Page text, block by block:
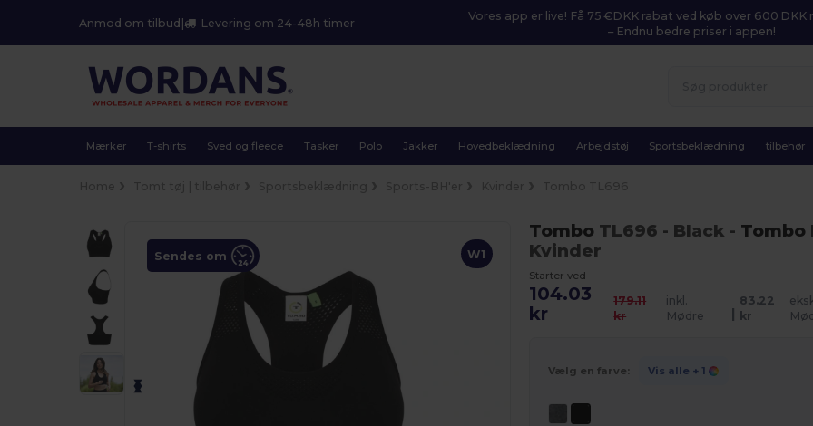
Anmod om tilbud | Levering om 24-48h timer
Vores app er live! Få 75 €DKK rabat ved køb over 600 DKK
– Endnu bedre priser i appen!
Mærker T-shirts Sved og fleece Tasker Polo Jakker Hovedbeklædning Arbejdstøj Sportsbeklædning tilbehør
W1
Sendes om
TomboTL696 - Black - Tombo
Kvinder
Starter ved
104.03
kr
179.11
kr
inkl.
Mødre
|
83.22
kr
Vælg en farve: Vis alle + 1